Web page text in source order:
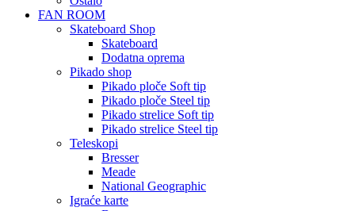
FAN ROOM
Skateboard Shop
Skateboard
Dodatna oprema
Pikado shop
Pikado ploče Soft tip
Pikado ploče Steel tip
Pikado strelice Soft tip
Pikado strelice Steel tip
Teleskopi
Bresser
Meade
National Geographic
Igraće karte